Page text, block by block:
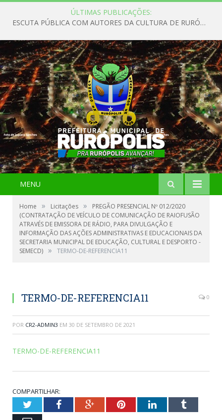
ÚLTIMAS PUBLICAÇÕES:
ESCUTA PÚBLICA COM AUTORES DA CULTURA DE RURÓPOLIS
MENU
Home » Licitações »
PREGÃO PRESENCIAL Nº 012/2020
(CONTRATAÇÃO DE VEÍCULO DE COMUNICAÇÃO DE RAIOFUSÃO
ATRAVÉS DE EMISSORA DE RÁDIO, PARA DIVULGAÇÃO E
INFORMAÇÃO DAS AÇÕES ADMINISTRATIVAS E EDUCACIONAIS DA
SECRETARIA MUNICIPAL DE EDUCAÇÃO, CULTURAL E DESPORTO -
SEMECD) » TERMO-DE-REFERENCIA11
TERMO-DE-REFERENCIA11 0
POR CR2-ADMIN3 EM 30 DE SETEMBRO DE 2021
TERMO-DE-REFERENCIA11
COMPARTILHAR:
TwitterFacebookGoogle+PinterestLinkedInTumblr